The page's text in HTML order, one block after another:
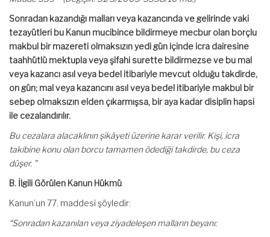
Sonradan kazandığı malları veya kazancında ve gelirinde vaki
tezayütleri bu Kanun mucibince bildirmeye mecbur olan borçlu
makbul bir mazereti olmaksızın yedi gün içinde icra dairesine
taahhütlü mektupla veya şifahi surette bildirmezse ve bu mal
veya kazancı asıl veya bedel itibariyle mevcut olduğu takdirde,
on gün; mal veya kazancını asıl veya bedel itibariyle makbul bir
sebep olmaksızın elden çıkarmışsa, bir aya kadar disiplin hapsi
ile cezalandırılır.
Bu cezalara alacaklının şikâyeti üzerine karar verilir. Kişi, icra
takibine konu olan borcu tamamen ödediği takdirde, bu ceza
düşer. ”
B. İlgili Görülen Kanun Hükmü
Kanun’un 77. maddesi şöyledir:
“Sonradan kazanılan veya ziyadeleşen malların beyanı: